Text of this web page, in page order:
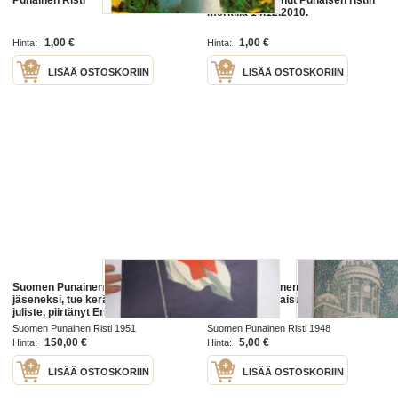
Hinta: 1,00 €
LISÄÄ OSTOSKORIIN
merkillä 14.12.2010.
Hinta: 1,00 €
LISÄÄ OSTOSKORIIN
Suomen Punainen Risti - Liity
jäseneksi, tue keräystämme -
juliste, piirtänyt Erik Bruun 1951 /
poster, Finnish Red Cross, drawn
by Erik Bruun
Suomen Punainen Risti 1951
Hinta:
150,00 €
LISÄÄ OSTOSKORIIN
Suomen Punainen Risti Jouluna
1948 -joulujulkaisu / christmas
Suomen Punainen Risti 1948
Hinta:
5,00 €
LISÄÄ OSTOSKORIIN